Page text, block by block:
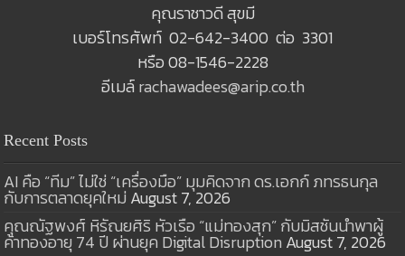
คุณราชาวดี สุขมี
เบอร์โทรศัพท์ 02-642-3400 ต่อ 3301
หรือ 08-1546-2228
อีเมล์rachawadees@arip.co.th
Recent Posts
AI คือ “ทีม” ไม่ใช่ “เครื่องมือ” มุมคิดจาก ดร.เอกก์ ภทรธนกุล
กับการตลาดยุคใหม่ August 7, 2026
คุณณัฐพงศ์ หิรัณยศิริ หัวเรือ “แม่ทองสุก” กับมิสชันนำพาผู้
ค้าทองอายุ 74 ปี ผ่านยุค Digital Disruption August 7, 2026